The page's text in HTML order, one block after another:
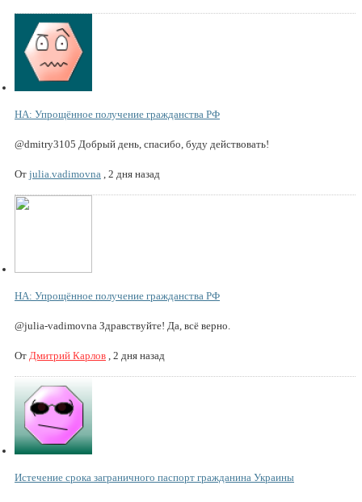
НА: Упрощённое получение гражданства РФ
@dmitry3105 Добрый день, спасибо, буду действовать!
От julia.vadimovna 2 дня назад
НА: Упрощённое получение гражданства РФ
@julia-vadimovna Здравствуйте! Да, всё верно.
От Дмитрий Карлов 2 дня назад
Истечение срока заграничного паспорт гражданина Украины